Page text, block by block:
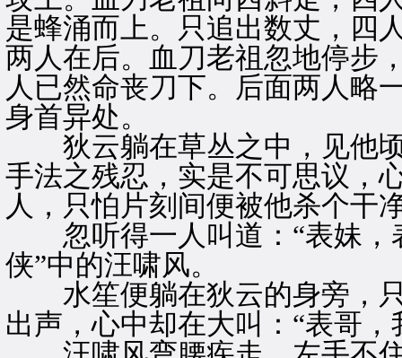
是蜂涌而上。只追出数丈，四
两人在后。血刀老祖忽地停步
人已然命丧刀下。后面两人略
身首异处。
狄云躺在草丛之中，见他顷
手法之残忍，实是不可思议，
人，只怕片刻间便被他杀个干
忽听得一人叫道：“表妹，
侠”中的汪啸风。
水笙便躺在狄云的身旁，只
出声，心中却在大叫：“表哥，